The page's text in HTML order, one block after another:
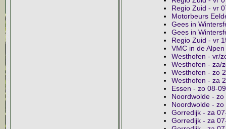
Regio Zuid - vr
Motorbeurs
Gees in
Gees in
Regio Zuid - vr
VMC in de
Westhofen - vr/
Westhofen - za/
Westhofen - zo
Westhofen - za
Essen - zo 08-
Noordwolde -
Noordwolde -
Gorredijk - za
Gorredijk - za